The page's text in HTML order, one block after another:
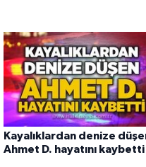
Kayalıklardan denize
Ahmet D. hayatını kaybetti